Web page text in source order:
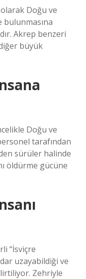
olarak Doğu ve
Akrep benzeri
büyük
Doğu ve
tarafından
sürüler halinde
öldürme gücüne
“İsviçre
uzayabildiği ve
Zehriyle